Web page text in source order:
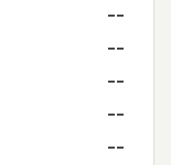
--
--
--
--
--